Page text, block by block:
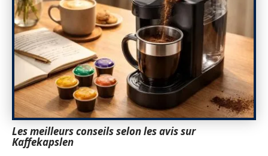
Les meilleurs conseils selon les avis sur
Kaffekapslen